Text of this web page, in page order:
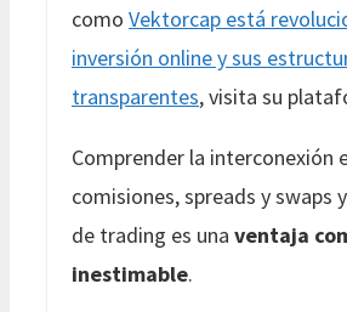
como Vektorcap está
inversión online y sus
transparentes, visita su
Comprender la interconexión
comisiones, spreads y swaps
de trading es una ventaja
inestimable.